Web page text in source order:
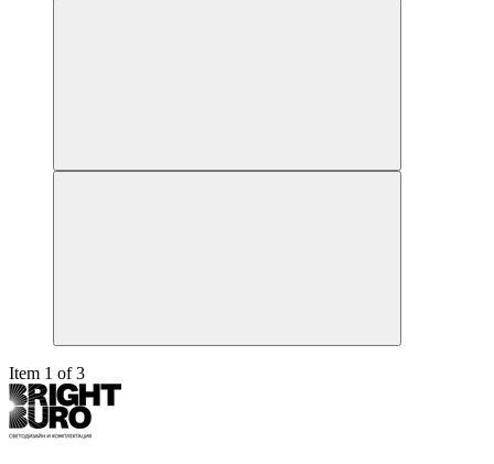
Item 1 of 3